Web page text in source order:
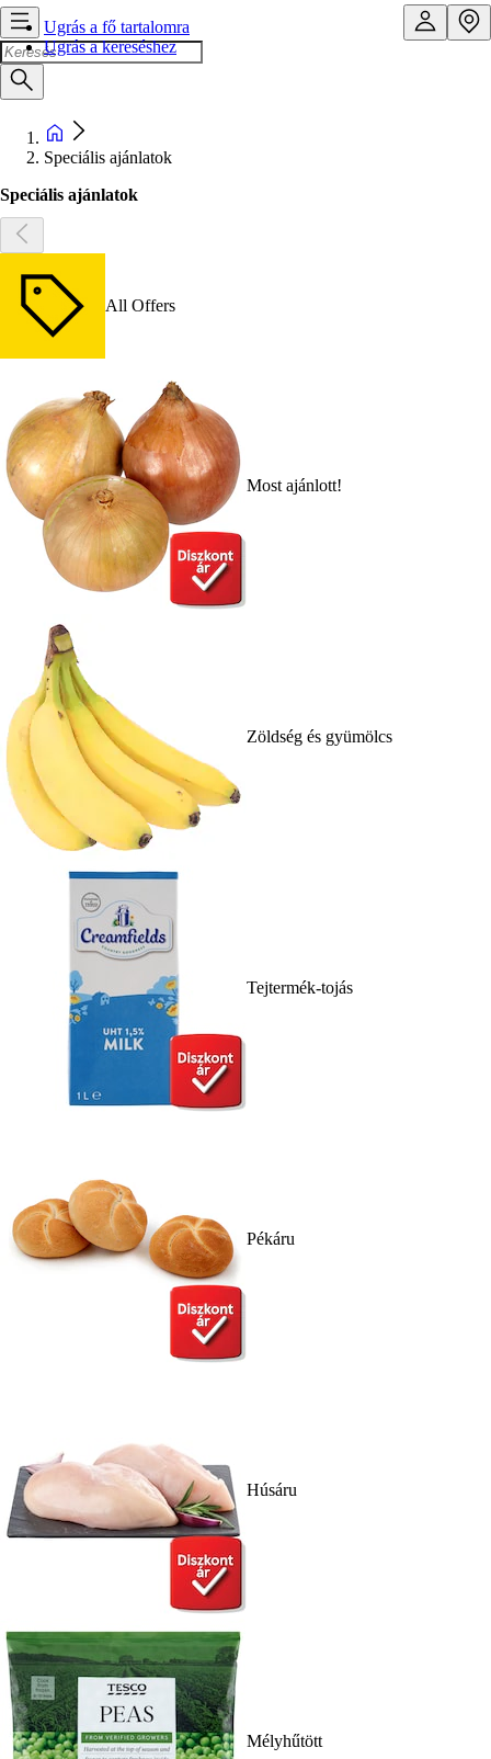
Ugrás a fő tartalomra
Ugrás a kereséshez
Speciális ajánlatok
Speciális ajánlatok
All Offers
Most ajánlott!
Zöldség és gyümölcs
Tejtermék-tojás
Pékáru
Húsáru
Mélyhűtött